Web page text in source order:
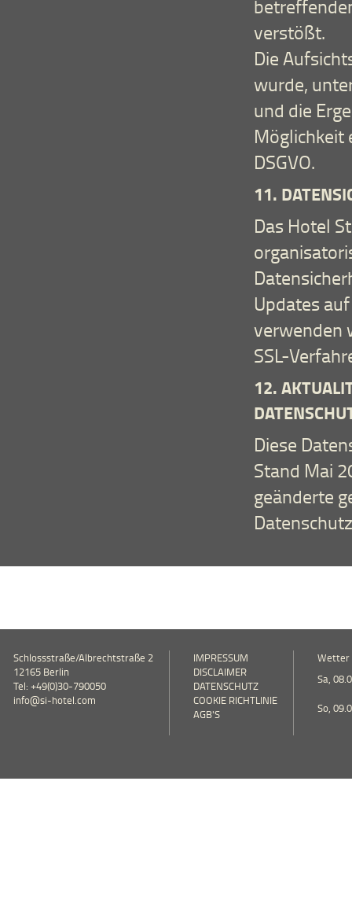
verstößt.
Die
wurde,
und die
Möglichkeit
DSGVO.
11.
Das Hotel
Updates
verwenden
SSL-
12.
Diese
Stand Mai
geänderte
Schlossstraße/Albrechtstraße 2
12165 Berlin
Tel: +49(0)30-790050
info@si-hotel.com
IMPRESSUM
DISCLAIMER
DATENSCHUTZ
COOKIE RICHTLINIE
AGB'S
Wetter
Sa,
So,